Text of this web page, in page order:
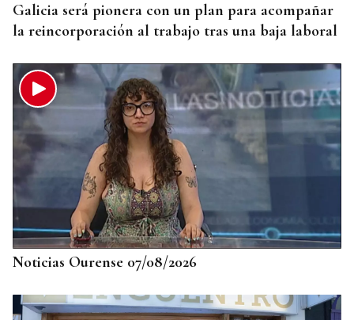
Galicia será pionera con un plan para acompañar
la reincorporación al trabajo tras una baja laboral
Noticias Ourense 07/08/2026